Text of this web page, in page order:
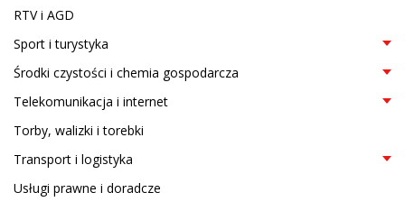
RTV i AGD
Sport i turystyka
Środki czystości i chemia gospodarcza
Telekomunikacja i internet
Torby, walizki i torebki
Transport i logistyka
Usługi prawne i doradcze